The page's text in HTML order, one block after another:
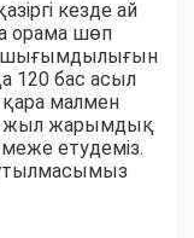
кезде ай
орама шөп
шығымдылығын
120 бас асыл
малмен
жыл жарымдық
етудеміз.